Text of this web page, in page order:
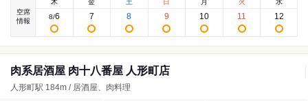
空席
情報
木
8/6
金
7
土
8
日
9
月
10
火
11
水
12
肉系居酒屋 肉十八番屋 人形町店
人形町駅 184m / 居酒屋、肉料理